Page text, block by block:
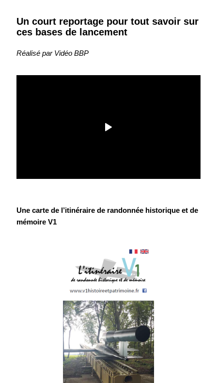
Un court reportage pour tout savoir sur
ces bases de lancement
Réalisé par Vidéo BBP
Une carte de l’itinéraire de randonnée historique et de
mémoire V1